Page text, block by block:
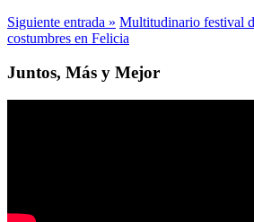
Siguiente entrada » Multitudinario festival
costumbres en Felicia
Juntos, Más y Mejor